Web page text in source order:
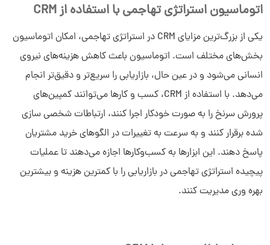
اتوماسیون استراتژی تهاجمی با استفاده از CRM
یکی از بزرگ‌ترین مزایای CRM در استراتژی تهاجمی، امکان اتوماسیون
بخش‌های مختلف است. اتوماسیون باعث کاهش هزینه‌های نیروی
انسانی می‌شود و در عین حال، بازاریابی را سریع‌تر و دقیق‌تر انجام
می‌دهد. با استفاده از CRM، کسب ‌و کارها می‌توانند کمپین‌های
پرورش سرنخ را به ‌صورت خودکار اجرا کنند، ارتباطات شخصی ‌سازی‌
شده برقرار کنند و به سرعت به تغییرات در الگوهای خرید مشتریان
پاسخ دهند. این ابزارها به کسب‌وکارها اجازه می‌دهند تا عملیات
پیچیده استراتژی تهاجمی در بازاریابی را با کمترین هزینه و بیشترین
بهره ‌وری مدیریت کنند.